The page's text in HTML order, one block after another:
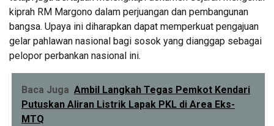
kiprah RM Margono dalam perjuangan dan pembangunan
bangsa. Upaya ini diharapkan dapat memperkuat pengajuan
gelar pahlawan nasional bagi sosok yang dianggap sebagai
pelopor perbankan nasional ini.
Baca Juga Ambil Langkah Tegas Pemkot Kendari
Putuskan Aliran Listrik Lapak PKL di Area Eks-
MTQ